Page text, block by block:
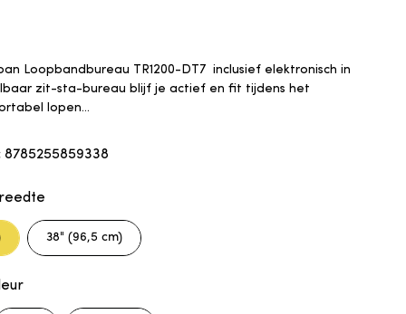
Loopbandbureau TR1200-DT7 inclusief elektronisch in
zit-sta-bureau blijf je actief en fit tijdens het
lopen...
8785255859338
38" (96,5 cm)